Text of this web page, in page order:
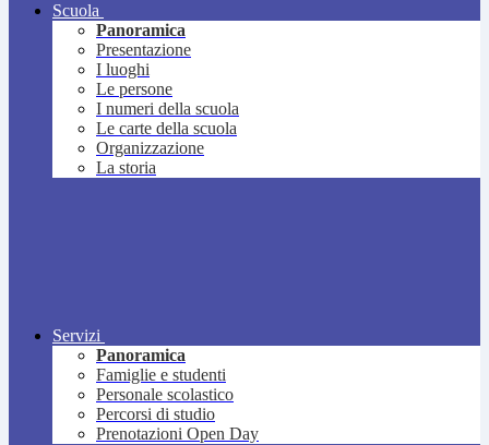
Scuola
Panoramica
Presentazione
I luoghi
Le persone
I numeri della scuola
Le carte della scuola
Organizzazione
La storia
Servizi
Panoramica
Famiglie e studenti
Personale scolastico
Percorsi di studio
Prenotazioni Open Day